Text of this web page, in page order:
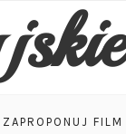
ZAPROPONUJ FILM